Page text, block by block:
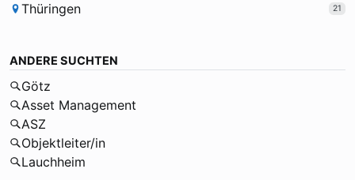
Thüringen 21
ANDERE SUCHTEN
Götz
Asset Management
ASZ
Objektleiter/in
Lauchheim